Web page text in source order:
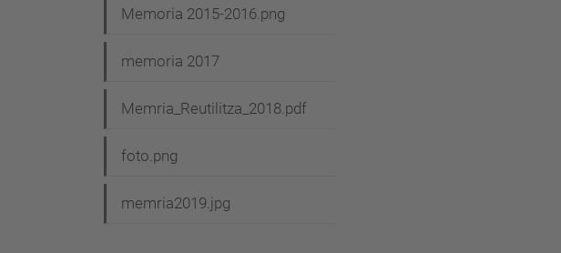
Memoria 2015-2016.png
memoria 2017
Memria_Reutilitza_2018.pdf
foto.png
memria2019.jpg